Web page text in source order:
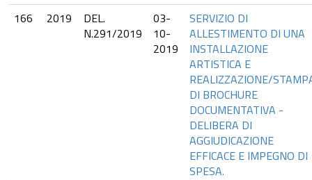
166
2019
DEL.
N.291/2019
03-
10-
2019
SERVIZIO DI
ALLESTIMENTO DI UNA
INSTALLAZIONE
ARTISTICA E
REALIZZAZIONE/
DI BROCHURE
DOCUMENTATIVA -
DELIBERA DI
AGGIUDICAZIONE
EFFICACE E IMPEGNO DI
SPESA.